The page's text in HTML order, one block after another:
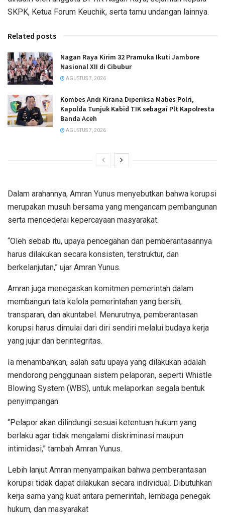
SKPK, Ketua Forum Keuchik, serta tamu undangan lainnya.
Related posts
Nagan Raya Kirim 32 Pramuka Ikuti Jambore
Nasional XII di Cibubur
AGUSTUS 7, 2026
Kombes Andi Kirana Diperiksa Mabes Polri,
Kapolda Tunjuk Kabid TIK sebagai Plt Kapolresta
Banda Aceh
AGUSTUS 7, 2026
Dalam arahannya, Amran Yunus menyebutkan bahwa korupsi
merupakan musuh bersama yang mengancam pembangunan
serta mencederai kepercayaan masyarakat.
“Oleh sebab itu, upaya pencegahan dan pemberantasannya
harus dilakukan secara konsisten, terstruktur, dan
berkelanjutan,” ujar Amran Yunus.
Amran juga menegaskan komitmen pemerintah dalam
membangun tata kelola pemerintahan yang bersih,
transparan, dan akuntabel. Menurutnya, pemberantasan
korupsi harus dimulai dari diri sendiri melalui budaya kerja
yang jujur dan berintegritas.
Ia menambahkan, salah satu upaya yang dilakukan adalah
mendorong penggunaan sistem pelaporan, seperti Whistle
Blowing System (WBS), untuk melaporkan segala bentuk
penyimpangan.
“Pelapor akan dilindungi sesuai ketentuan hukum yang
berlaku agar tidak mengalami diskriminasi maupun
intimidasi,” tambah Amran Yunus.
Lebih lanjut Amran menyampaikan bahwa pemberantasan
korupsi tidak dapat dilakukan secara individual. Dibutuhkan
kerja sama yang kuat antara pemerintah, lembaga penegak
hukum, dan masyarakat